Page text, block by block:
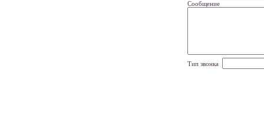
Сообщение
Тип звонка